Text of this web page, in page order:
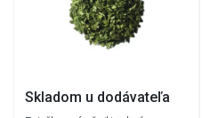
Skladom u dodávateľa